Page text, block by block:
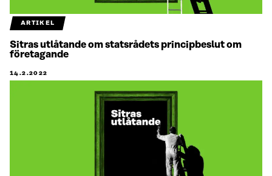
ARTIKEL
Sitras utlåtande om statsrådets principbeslut om
företagande
14.2.2022